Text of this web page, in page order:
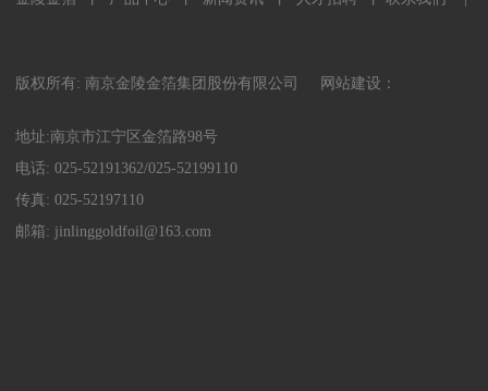
版权所有: 南京金陵金箔集团股份有限公司 网站建设：
地址:南京市江宁区金箔路98号
电话:025-52191362/025-52199110
传真: 025-52197110
邮箱: jinlinggoldfoil@163.com